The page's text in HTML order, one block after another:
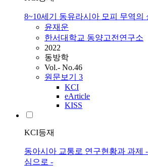
8~10세기 동유라시아 모피 무역의
윤재운
한서대학교 동양고전연구소
2022
동방학
Vol.- No.46
원문보기 3
KCI
eArticle
KISS
KCI등재
동아시아 교통로 연구현황과 과제
심으로 -